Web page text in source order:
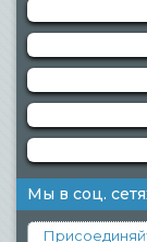
Мы в соц.